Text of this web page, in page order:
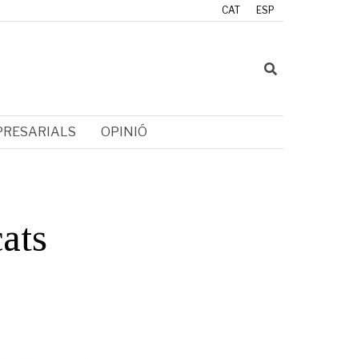
CAT ESP
OPINIÓ